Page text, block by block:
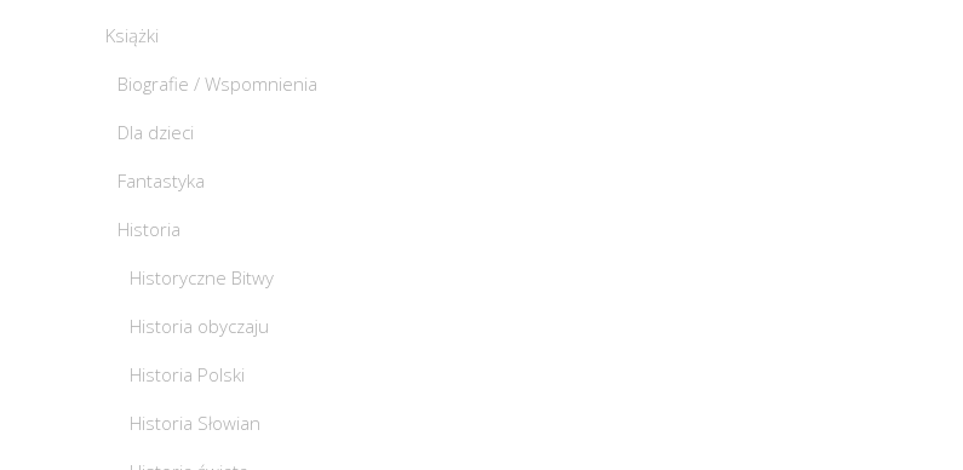
Książki
Biografie / Wspomnienia
Dla dzieci
Fantastyka
Historia
Historyczne Bitwy
Historia obyczaju
Historia Polski
Historia Słowian